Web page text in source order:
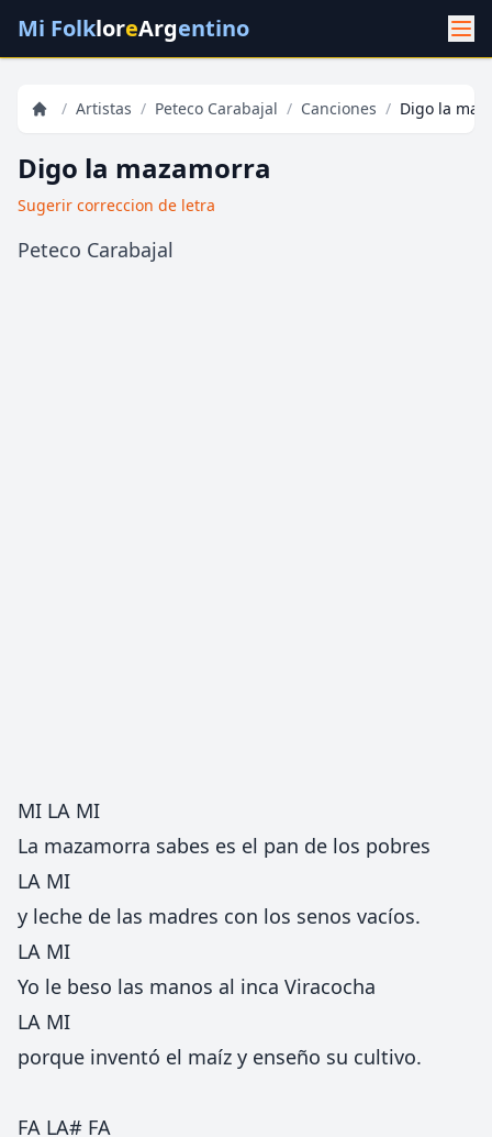
Mi FolkloreArgentino
/ Artistas / Peteco Carabajal / Canciones / Digo la
Digo la mazamorra
Sugerir correccion de letra
Peteco Carabajal
MI LA MI
La mazamorra sabes es el pan de los pobres
LA MI
y leche de las madres con los senos vacíos.
LA MI
Yo le beso las manos al inca Viracocha
LA MI
porque inventó el maíz y enseño su cultivo.
FA LA# FA